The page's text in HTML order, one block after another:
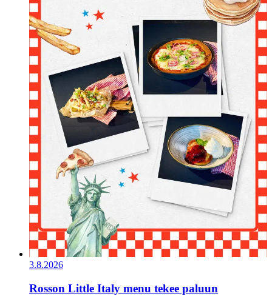
3.8.2026
Rosson Little Italy menu tekee paluun